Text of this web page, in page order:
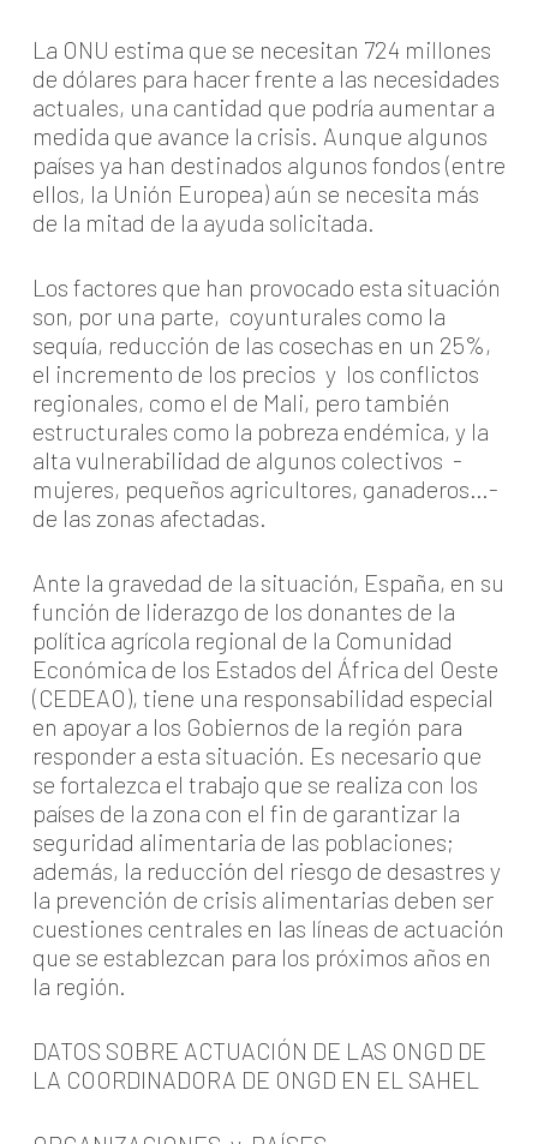
La ONU estima que se necesitan 724 millones
de dólares para hacer frente a las necesidades
actuales, una cantidad que podría aumentar a
medida que avance la crisis. Aunque algunos
países ya han destinados algunos fondos (entre
ellos, la Unión Europea) aún se necesita más
de la mitad de la ayuda solicitada.
Los factores que han provocado esta situación
son, por una parte, coyunturales como la
sequía, reducción de las cosechas en un 25%,
el incremento de los precios y los conflictos
regionales, como el de Mali, pero también
estructurales como la pobreza endémica, y la
alta vulnerabilidad de algunos colectivos -
mujeres, pequeños agricultores, ganaderos…-
de las zonas afectadas.
Ante la gravedad de la situación, España, en su
función de liderazgo de los donantes de la
política agrícola regional de la Comunidad
Económica de los Estados del África del Oeste
(CEDEAO), tiene una responsabilidad especial
en apoyar a los Gobiernos de la región para
responder a esta situación. Es necesario que
se fortalezca el trabajo que se realiza con los
países de la zona con el fin de garantizar la
seguridad alimentaria de las poblaciones;
además, la reducción del riesgo de desastres y
la prevención de crisis alimentarias deben ser
cuestiones centrales en las líneas de actuación
que se establezcan para los próximos años en
la región.
DATOS SOBRE ACTUACIÓN DE LAS ONGD DE
LA COORDINADORA DE ONGD EN EL SAHEL